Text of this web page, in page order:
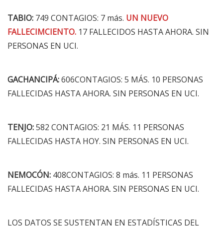
TABIO: 749 CONTAGIOS: 7 más. UN NUEVO
FALLECIMCIENTO. 17 FALLECIDOS HASTA AHORA. SIN
PERSONAS EN UCI.
GACHANCIPÁ:606CONTAGIOS: 5 MÁS. 10 PERSONAS
FALLECIDAS HASTA AHORA. SIN PERSONAS EN UCI.
TENJO:582 CONTAGIOS: 21 MÁS. 11 PERSONAS
FALLECIDAS HASTA HOY. SIN PERSONAS EN UCI.
NEMOCÓN: 408CONTAGIOS: 8 más. 11 PERSONAS
FALLECIDAS HASTA AHORA. SIN PERSONAS EN UCI.
LOS DATOS SE SUSTENTAN EN ESTADÍSTICAS DEL